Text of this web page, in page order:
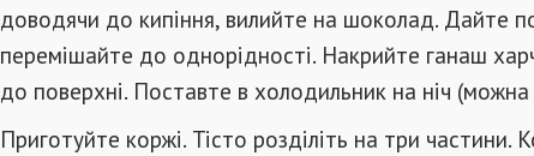
доводячи до кипіння, вилийте на шоколад. Дайте
перемішайте до однорідності. Накрийте ганаш
до поверхні. Поставте в холодильник на ніч (можна
Приготуйте коржі. Тісто розділіть на три частини.